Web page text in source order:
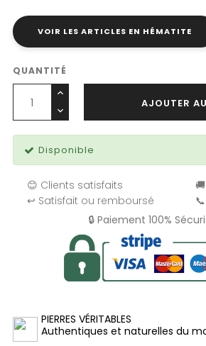
VOIR LES ARTICLES EN HÉMATITE
QUANTITÉ
AJOUTER
Disponible
😊 Clients satisfaits
↩️ Satisfait ou remboursé
🔒 Paiement 100%
PIERRES VÉRITABLES
Authentiques et naturelles du